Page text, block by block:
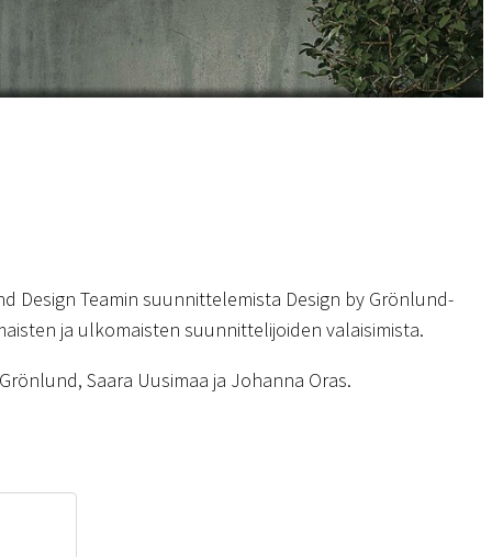
Design Teamin suunnittelemista Design by Grönlund-
ja ulkomaisten suunnittelijoiden valaisimista.
Saara Uusimaa ja Johanna Oras.